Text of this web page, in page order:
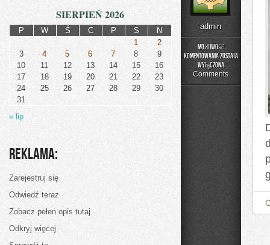
admin
Możliwość
komentowania
Smakowita
Kuchnia
Brazylijska:
została
wyłączona
Comments
SIERPIEŃ 2026
P W Ś C P S
N
1
2
3
4 5 6 7 8
9
10
11 12 13 14 15
16
17
18 19 20 21 22
23
24
25 26 27 28 29
30
31
« lip
Reklama:
Zarejestruj się
Odwiedź teraz
Zobacz pełen opis tutaj
Odkryj więcej